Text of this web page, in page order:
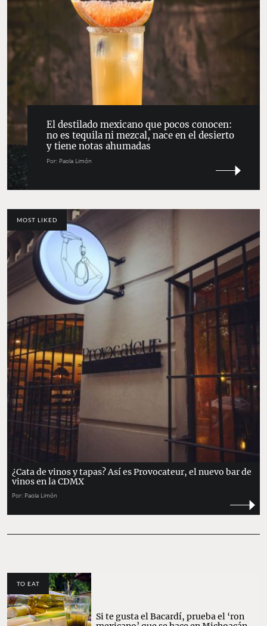
El destilado mexicano que pocos conocen:
no es tequila ni mezcal, nace en el desierto
y tiene notas ahumadas
Por: Paola Limón
MOST LIKED
¿Cata de vinos y tapas? Así es Provocateur, el nuevo bar de
vinos en la CDMX
Por: Paola Limón
TO EAT
Si te gusta el Bacardí, prueba el ‘ron